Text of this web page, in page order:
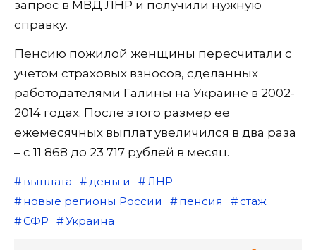
запрос в МВД ЛНР и получили нужную
справку.
Пенсию пожилой женщины пересчитали с
учетом страховых взносов, сделанных
работодателями Галины на Украине в 2002-
2014 годах. После этого размер ее
ежемесячных выплат увеличился в два раза
– с 11 868 до 23 717 рублей в месяц.
выплата деньги
ЛНР
новые регионы России
пенсия
стаж
СФР
Украина